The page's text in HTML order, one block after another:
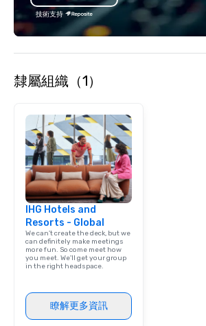
substantive, and uniquely rooted in
the Valley. Ideal for groups of 10–200.
Fully customizable by industry,
seniority, and objectives.
技術支持
隸屬組織（1）
IHG Hotels and
Resorts - Global
We can't create the deck, but we
can definitely make meetings
more fun. So come meet how
you meet. We'll get your group
in the right headspace.
瞭解更多資訊